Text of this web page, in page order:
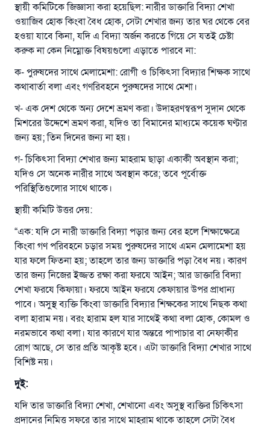
স্থায়ী কমিটিকে জিজ্ঞাসা করা হয়েছিল: নারীর ডাক্তারি বিদ্যা শেখা
ওয়াজিব হোক কিংবা বৈধ হোক, সেটা শেখার জন্য তার ঘর থেকে বের
হওয়া যাবে কিনা, যদি এ বিদ্যা অর্জন করতে গিয়ে সে যতই চেষ্টা
করুক না কেন নিম্নোক্ত বিষয়গুলো এড়াতে পারবে না:
ক- পুরুষদের সাথে মেলামেশা: রোগী ও চিকিৎসা বিদ্যার শিক্ষক সাথে
কথাবার্তা বলা এবং গণরিবহনে পুরুষদের সাথে মেশা।
খ- এক দেশ থেকে অন্য দেশে ভ্রমণ করা। উদাহরণস্বরূপ সুদান থেকে
মিশরের উদ্দেশে ভ্রমণ করা, যদিও তা বিমানের মাধ্যমে কয়েক ঘণ্টার
জন্য হয়; তিন দিনের জন্য না হয়।
গ- চিকিৎসা বিদ্যা শেখার জন্য মাহরাম ছাড়া একাকী অবস্থান করা;
যদিও সে অনেক নারীর সাথে অবস্থান করে; তবে পূর্বোক্ত
পরিস্থিতিগুলোর সাথে থাকে।
স্থায়ী কমিটি উত্তর দেয়:
“এক: যদি সে নারী ডাক্তারি বিদ্যা পড়ার জন্য বের হলে শিক্ষাক্ষেত্রে
কিংবা গণ পরিবহনে চড়ার সময় পুরুষদের সাথে এমন মেলামেশা হয়
যার ফলে ফিতনা হয়; তাহলে তার জন্য ডাক্তারি পড়া বৈধ নয়। কারণ
তার জন্য নিজের ইজ্জত রক্ষা করা ফরযে আইন; আর ডাক্তারি বিদ্যা
শেখা ফরযে কিফায়া। ফরযে আইন ফরযে কেফায়ার উপর প্রাধান্য
পাবে। অসুস্থ ব্যক্তি কিংবা ডাক্তারি বিদ্যার শিক্ষকের সাথে নিছক কথা
বলা হারাম নয়। বরং হারাম হল যার সাথেই কথা বলা হোক, কোমল ও
নরমভাবে কথা বলা। যার কারণে যার অন্তরে পাপাচার বা নেফাকীর
রোগ আছে, সে তার প্রতি আকৃষ্ট হবে। এটা ডাক্তারি বিদ্যা শেখার সাথে
বিশিষ্ট নয়।
দুই:
যদি তার ডাক্তারি বিদ্যা শেখা, শেখানো এবং অসুস্থ ব্যক্তির চিকিৎসা
প্রদানের নিমিত্ত সফরে তার সাথে মাহরাম থাকে তাহলে সেটা বৈধ
উত্তর নম্বর ১১০৮৪৫ একটি বিবাহ রক্ষা
করেছিল।
উম্মাহকে উত্তর দিতে আমাদেরকে সহযোগিতা করুন
রাসূল সাল্লাল্লাহু আলাইহি ওয়া সাল্লাম বলেছেন
যে ব্যক্তি সৎ কর্মের পথ দেখাবে সে সৎকর্মকারীর সমান
সওয়াব পাবে
(সহিহ মুসলিম; ১৮৯৩)
এখনই শরীক হোন